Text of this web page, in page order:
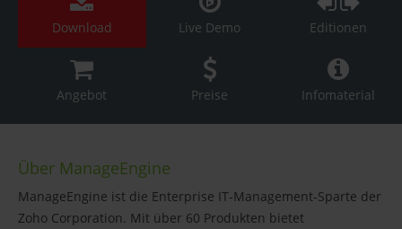
Download Live Demo Editionen
Angebot Preise Infomaterial
Über ManageEngine
ManageEngine ist die Enterprise IT-Management-Sparte der
Zoho Corporation. Mit über 60 Produkten bietet